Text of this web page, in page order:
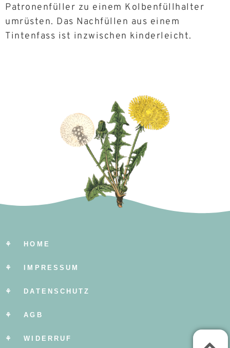
Patronenfüller zu einem Kolbenfüllhalter
umrüsten. Das Nachfüllen aus einem
Tintenfass ist inzwischen kinderleicht.
⚘ HOME
⚘ IMPRESSUM
⚘ DATENSCHUTZ
⚘ AGB
⚘ WIDERRUF